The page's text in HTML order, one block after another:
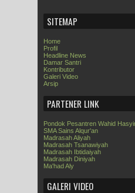
SITEMAP
Home
Profil
Headline News
Damar Santri
Kontributor
Galeri Video
Arsip
PARTENER LINK
Pondok Pesantren Wahid
SMA Sains Alqur'an
Madrasah Aliyah
Madrasah Tsanawiyah
Madrasah Ibtidaiyah
Madrasah Diniyah
Ma'had Aly
GALERI VIDEO